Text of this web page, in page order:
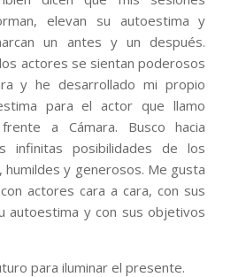
elevan su autoestima y
un antes y un después.
actores se sientan poderosos
y he desarrollado mi propio
para el actor que llamo
a Cámara. Busco hacia
infinitas posibilidades de los
y generosos. Me gusta
actores cara a cara, con sus
autoestima y con sus objetivos
para iluminar el presente.